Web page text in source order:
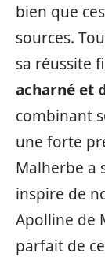
bien que
sources.
sa réussite
acharné et
combinant
une forte
Malherbe a
inspire de
Apolline de
parfait de